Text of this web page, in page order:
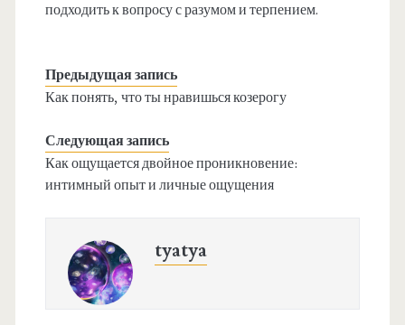
подходить к вопросу с разумом и терпением.
Предыдущая запись
Как понять, что ты нравишься козерогу
Следующая запись
Как ощущается двойное проникновение:
интимный опыт и личные ощущения
tyatya